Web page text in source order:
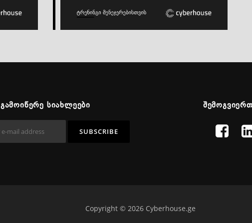
ᲒᲐᲛᲝᲘᲬᲔᲠᲔ ᲡᲘᲐᲮᲚᲔᲔᲑᲘ
Copyright © 2026 Cyberhouse.ge